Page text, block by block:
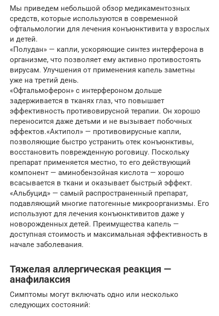
Мы приведем небольшой обзор медикаментозных
средств, которые используются в современной
офтальмологии для лечения конъюнктивита у взрослых
и детей.
«Полудан» — капли, ускоряющие синтез интерферона в
организме, что позволяет ему активно противостоять
вирусам. Улучшения от применения капель заметны
уже на третий день.
«Офтальмоферон» с интерфероном дольше
задерживается в тканях глаз, что повышает
эффективность противовирусной терапии. Он хорошо
переносится даже детьми и не вызывает побочных
эффектов.«Актипол» — противовирусные капли,
позволяющие быстро устранить отек конъюнктивы,
восстановить поврежденную роговицу. Поскольку
препарат применяется местно, то его действующий
компонент — аминобензойная кислота — хорошо
всасывается в ткани и оказывает быстрый эффект.
«Альбуцид» — самый распространенный препарат,
подавляющий многие патогенные микроорганизмы. Его
используют для лечения конъюнктивитов даже у
новорожденных детей. Преимущества капель —
доступная стоимость и максимальная эффективность в
начале заболевания.
Тяжелая аллергическая реакция —
анафилаксия
Симптомы могут включать одно или несколько
следующих состояний: